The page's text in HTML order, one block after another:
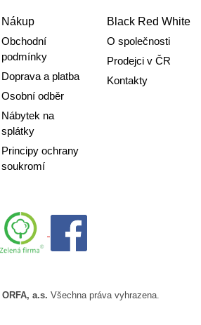
Nákup
Obchodní
podmínky
Doprava a platba
Osobní odběr
Nábytek na
splátky
Principy ochrany
soukromí
Black Red White
O společnosti
Prodejci v ČR
Kontakty
ORFA, a.s. Všechna práva vyhrazena.